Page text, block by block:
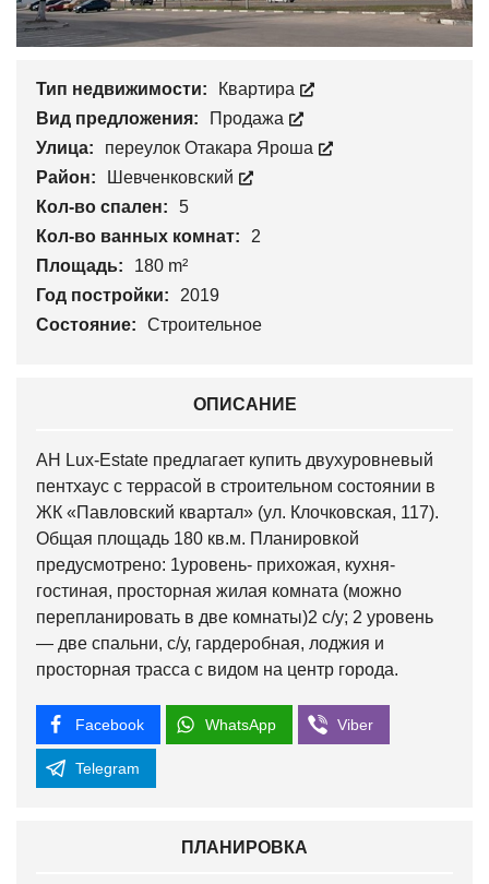
Тип недвижимости:
Квартира
Вид предложения:
Продажа
Улица:
переулок Отакара Яроша
Район:
Шевченковский
Кол-во спален:
5
Кол-во ванных комнат:
2
Площадь:
180 m²
Год постройки:
2019
Состояние:
Строительное
ОПИСАНИЕ
АН Lux-Estate предлагает купить двухуровневый
пентхаус с террасой в строительном состоянии в
ЖК «Павловский квартал» (ул. Клочковская, 117).
Общая площадь 180 кв.м. Планировкой
предусмотрено: 1уровень- прихожая, кухня-
гостиная, просторная жилая комната (можно
перепланировать в две комнаты)2 с/у; 2 уровень
— две спальни, с/у, гардеробная, лоджия и
просторная трасса с видом на центр города.
Facebook WhatsApp Viber
Telegram
ПЛАНИРОВКА